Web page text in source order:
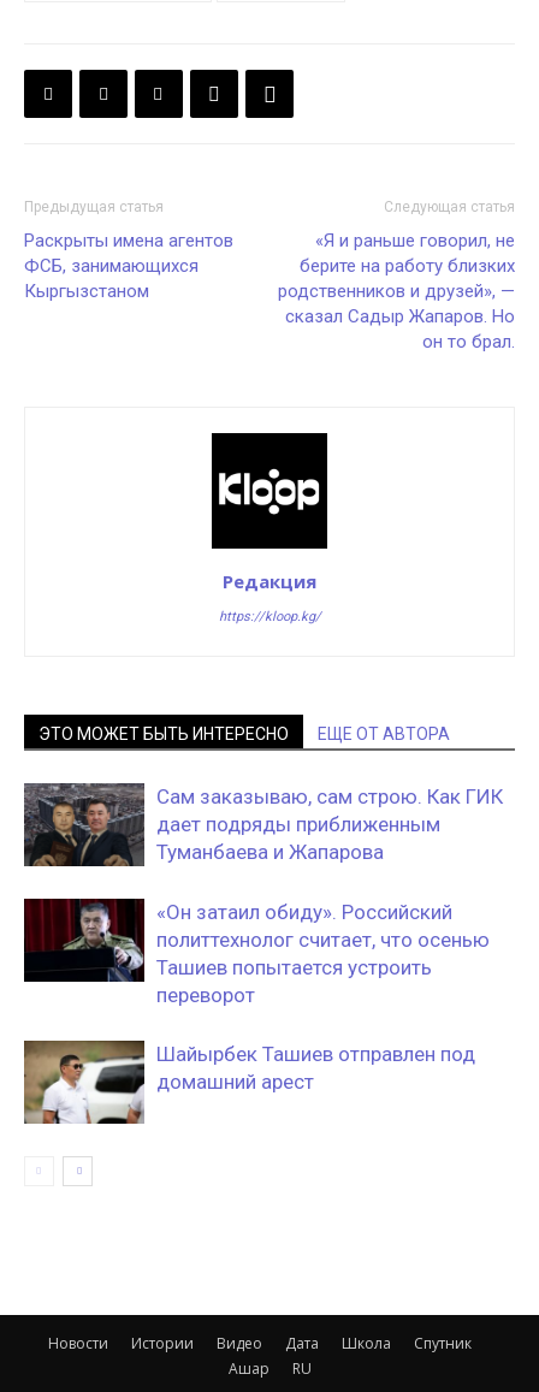
Предыдущая статья
Раскрыты имена агентов
ФСБ, занимающихся
Кыргызстаном
Следующая статья
«Я и раньше говорил, не
берите на работу близких
родственников и друзей», —
сказал Садыр Жапаров. Но
он то брал.
Редакция
https://kloop.kg/
ЭТО МОЖЕТ БЫТЬ ИНТЕРЕСНО ЕЩЕ ОТ АВТОРА
Сам заказываю, сам строю. Как ГИК
дает подряды приближенным
Туманбаева и Жапарова
«Он затаил обиду». Российский
политтехнолог считает, что осенью
Ташиев попытается устроить
переворот
Шайырбек Ташиев отправлен под
домашний арест
Новости Истории Видео Дата Школа
Спутник
Ашар
RU